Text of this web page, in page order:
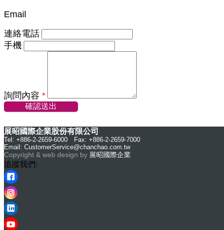
Email
連絡電話
手機
詢問內容 *
確認送出
展昭國際企業股份有限公司
Tel: +886-2-2659-6000 Fax: +886-2-2659-7000
Email: CustomerService@chanchao.com.tw
Copyright & web design by 展昭國際企業
追蹤我們: